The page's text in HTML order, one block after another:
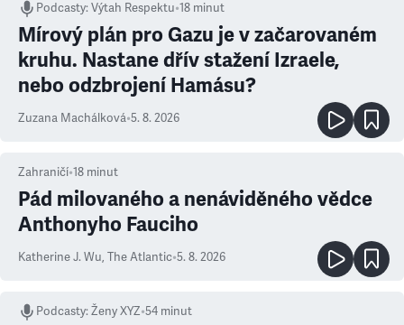
Podcasty:Výtah Respektu•18 minut
Mírový plán pro Gazu je v začarovaném
kruhu. Nastane dřív stažení Izraele,
nebo odzbrojení Hamásu?
Zuzana Machálková•5. 8. 2026
Zahraničí•18 minut
Pád milovaného a nenáviděného vědce
Anthonyho Fauciho
Katherine J. Wu, The Atlantic•5. 8. 2026
Podcasty:Ženy XYZ•54 minut